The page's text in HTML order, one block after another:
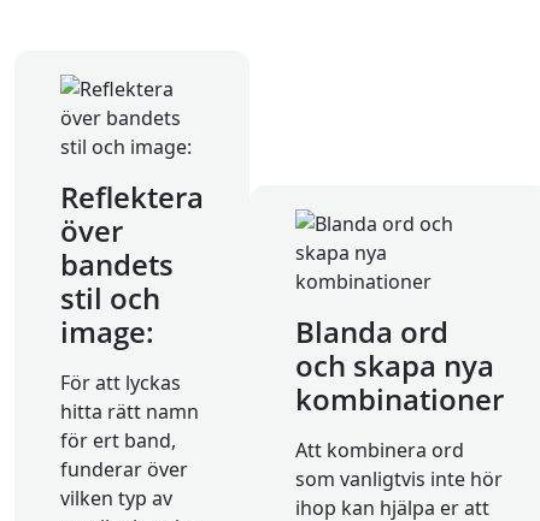
Reflektera
över
bandets
stil och
image:
För att lyckas
hitta rätt namn
för ert band,
funderar över
vilken typ av
Blanda ord
och skapa nya
kombinationer
Att kombinera ord
som vanligtvis inte hör
ihop kan hjälpa er att